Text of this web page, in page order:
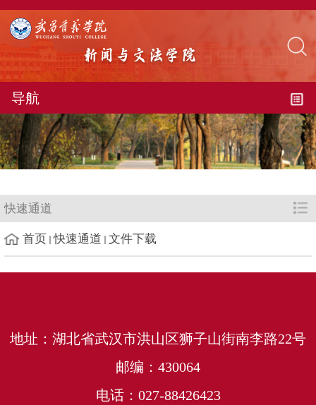
导航
快速通道
首页 快速通道 文件下载
地址：湖北省武汉市洪山区狮子山街南李路22号
邮编：430064
电话：027-88426423